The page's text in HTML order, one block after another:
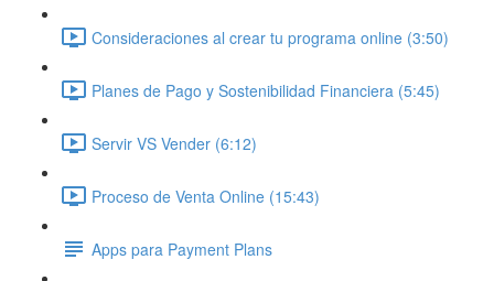
Consideraciones al crear tu programa online (3:50)
Planes de Pago y Sostenibilidad Financiera (5:45)
Servir VS Vender (6:12)
Proceso de Venta Online (15:43)
Apps para Payment Plans